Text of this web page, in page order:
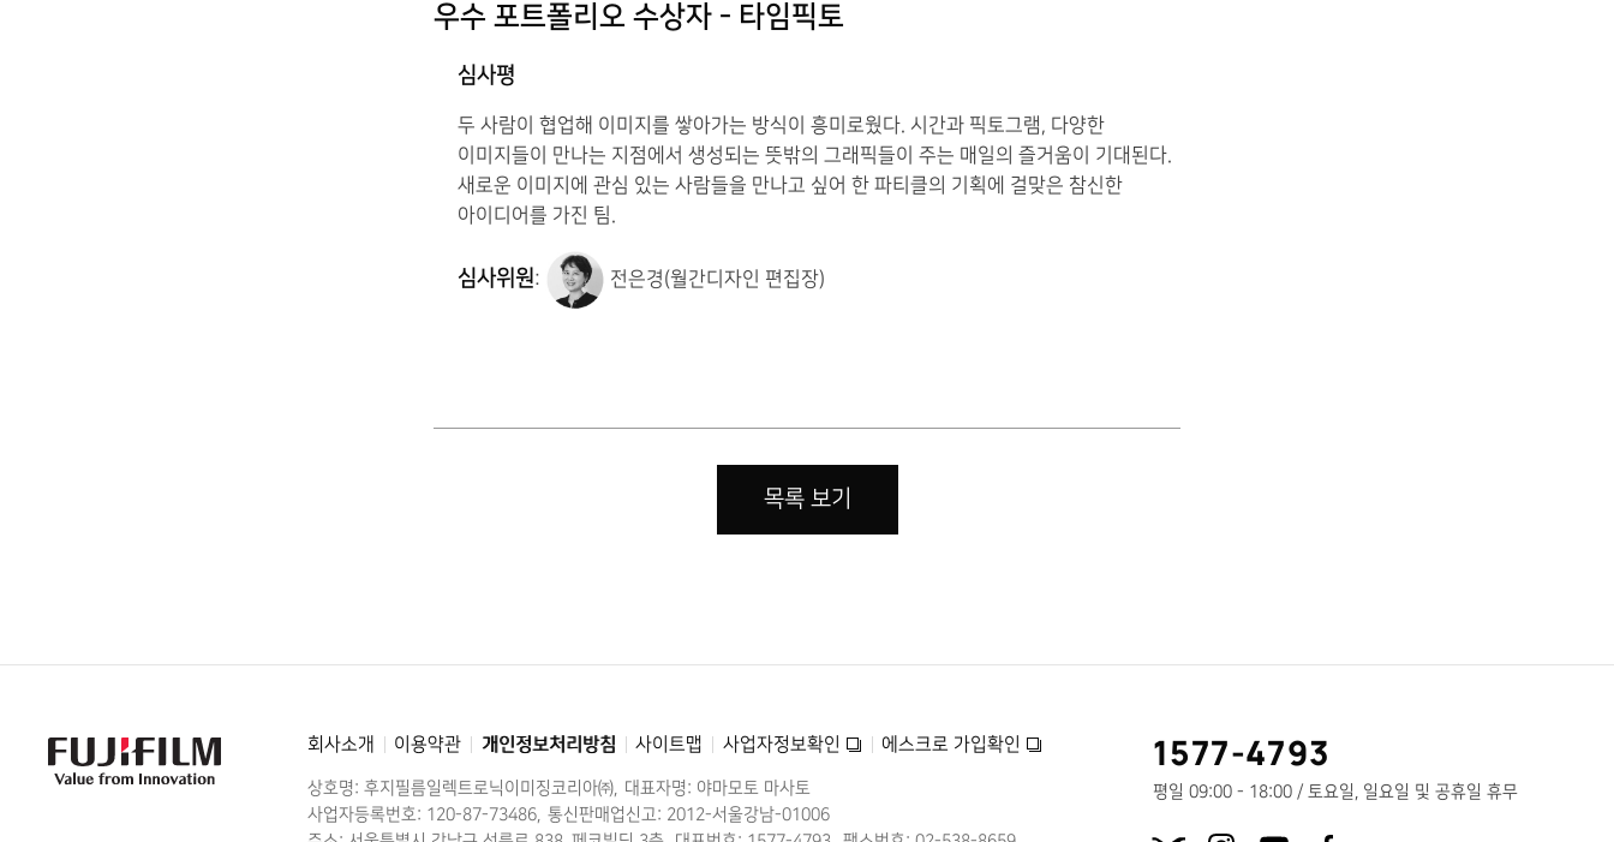
우수 포트폴리오 수상자 - 타임픽토
심사평
두 사람이 협업해 이미지를 쌓아가는 방식이 흥미로웠다. 시간과 픽토그램, 다양한
이미지들이 만나는 지점에서 생성되는 뜻밖의 그래픽들이 주는 매일의 즐거움이 기대된다.
새로운 이미지에 관심 있는 사람들을 만나고 싶어 한 파티클의 기획에 걸맞은 참신한
아이디어를 가진 팀.
심사위원: 전은경(월간디자인 편집장)
목록 보기
고
객
센
1577-4793
평일 09:00 - 18:00 / 토요일, 일요일 및 공휴일 휴무
X.com
회사소개 이용약관 개인정보처리방침 사이트맵 사업자정보확인 에스크로 가입확인
상호명: 후지필름일렉트로닉이미징코리아㈜
대표자명: 야마모토 마사토
사업자등록번호: 120-87-73486
통신판매업신고: 2012-서울강남-01006